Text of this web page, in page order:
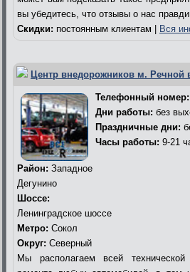
вы убедитесь, что отзывы о нас
Скидки: постоянным клиентам | Вся
Центр внедорожников м. Речной
Телефонный номер:
Дни работы: без
Праздничные дни:
Часы работы: 9-21
Район: Западное
Дегунино
Шоссе:
Ленинградское шоссе
Метро: Сокол
Округ: Северный
Мы располагаем всей